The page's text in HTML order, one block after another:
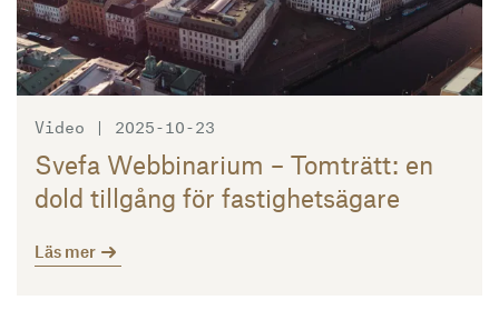
Video | 2025-10-23
Svefa Webbinarium – Tomträtt: en
dold tillgång för fastighetsägare
Läs mer